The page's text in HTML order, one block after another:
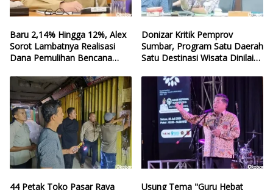
Baru 2,14% Hingga 12%, Alex
Sorot Lambatnya Realisasi
Dana Pemulihan Bencana
Donizar Kritik Pemprov
Sumbar, Program Satu Daerah
Satu Destinasi Wisata Dinilai
44 Petak Toko Pasar Raya Usung Tema "Guru Hebat